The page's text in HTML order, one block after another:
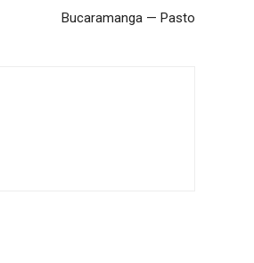
Bucaramanga — Pasto